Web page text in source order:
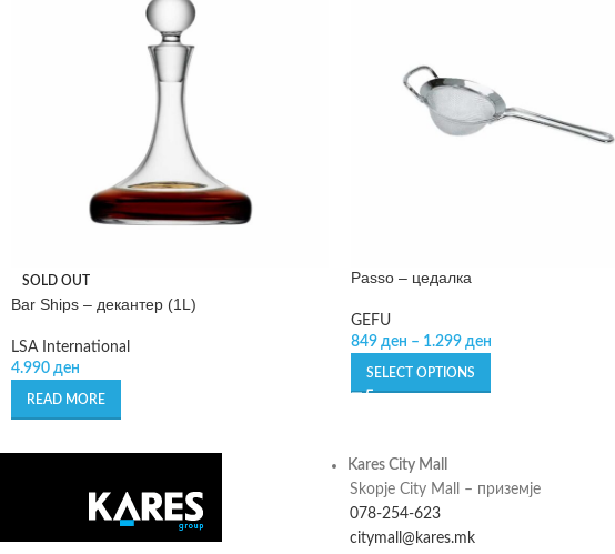
SOLD OUT
Bar Ships – декантер (1L)
LSA International
4.990 ден
READ MORE
Passo – цедалка
GEFU
849 ден – 1.299 ден
SELECT OPTIONS
Kares City Mall
Skopje City Mall – приземје
078-254-623
citymall@kares.mk